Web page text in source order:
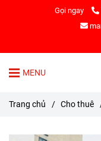
Gọi ngay
MENU
Trang chủ / Cho thuê